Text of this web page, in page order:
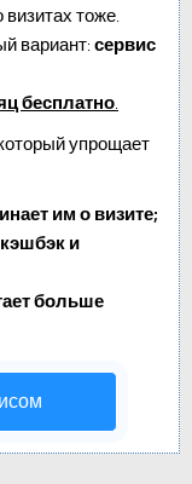
тоже.
вариант: сервис
бесплатно.
упрощает
им о визите;
и
больше